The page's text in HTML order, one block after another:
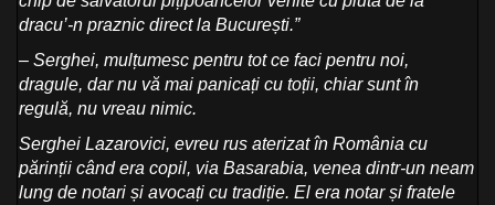
dracu’-n praznic direct la București.”
– Serghei, mulțumesc pentru tot ce faci pentru noi,
dragule, dar nu vă mai panicați cu toții, chiar sunt în
regulă, nu vreau nimic.
Serghei Lazarovici, evreu rus aterizat în România cu
părinții când era copil, via Basarabia, venea dintr-un neam
lung de notari și avocați cu tradiție. El era notar și fratele